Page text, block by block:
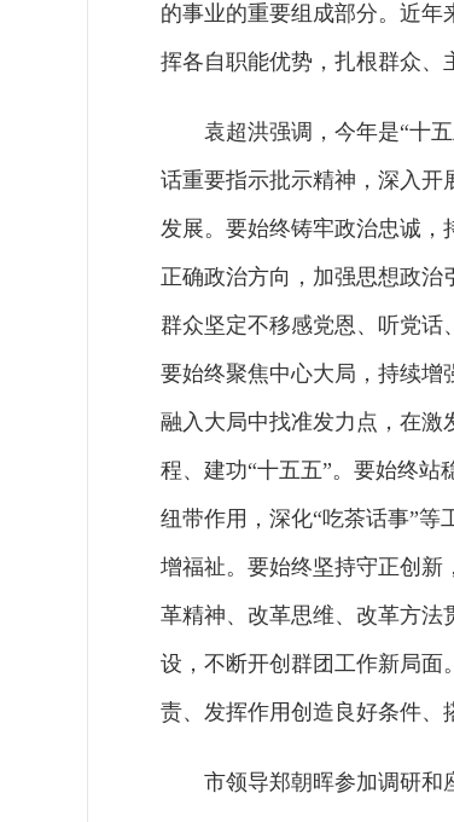
的事业的重要组成部分。近
挥各自职能优势，扎根群众、
袁超洪强调，今年是“十
话重要指示批示精神，深入开
发展。要始终铸牢政治忠诚，
正确政治方向，加强思想政
群众坚定不移感党恩、听党话
要始终聚焦中心大局，持续增
融入大局中找准发力点，在激
程、建功“十五五”。要始终
纽带作用，深化“吃茶话事”等
增福祉。要始终坚持守正创新
革精神、改革思维、改革方法
设，不断开创群团工作新局面
责、发挥作用创造良好条件、
市领导郑朝晖参加调研和